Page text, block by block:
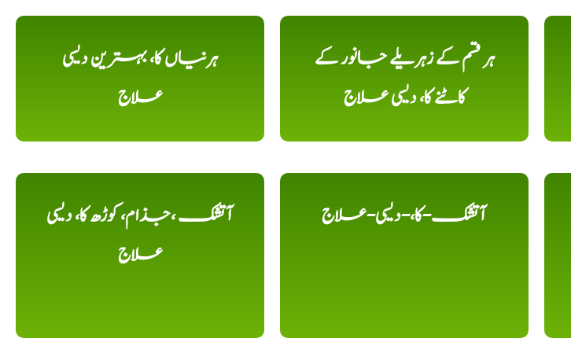
ہرنیاں کا، بہترین دیسی
علاج
ہر قسم کے زہریلے جانور کے
کاٹنے کا، دیسی علاج
آتشک ،جذام، کوڑھ کا، دیسی
علاج
آتشک-کا،-دیسی-علاج